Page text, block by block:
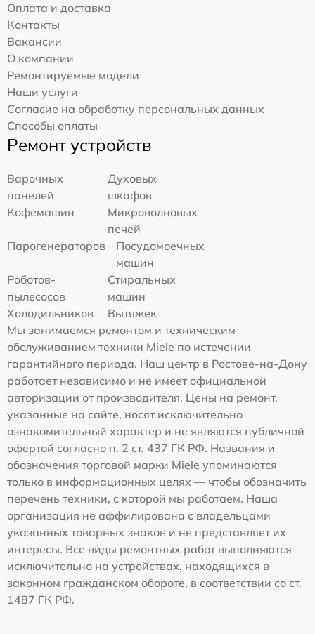
Оплата и доставка
Контакты
Вакансии
О компании
Ремонтируемые модели
Наши услуги
Согласие на обработку персональных данных
Способы оплаты
Ремонт устройств
Варочных
панелей
Духовых
шкафов
Кофемашин
Микроволновых
печей
Парогенераторов
Посудомоечных
машин
Роботов-
пылесосов
Стиральных
машин
Холодильников
Вытяжек
Мы занимаемся ремонтом и техническим
обслуживанием техники Miele по истечении
гарантийного периода. Наш центр в Ростове-на-Дону
работает независимо и не имеет официальной
авторизации от производителя. Цены на ремонт,
указанные на сайте, носят исключительно
ознакомительный характер и не являются публичной
офертой согласно п. 2 ст. 437 ГК РФ. Названия и
обозначения торговой марки Miele упоминаются
только в информационных целях — чтобы обозначить
перечень техники, с которой мы работаем. Наша
организация не аффилирована с владельцами
указанных товарных знаков и не представляет их
интересы. Все виды ремонтных работ выполняются
исключительно на устройствах, находящихся в
законном гражданском обороте, в соответствии со ст.
1487 ГК РФ.